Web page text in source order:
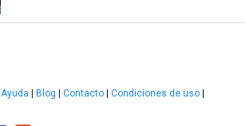
Ayuda Blog Contacto Condiciones de uso